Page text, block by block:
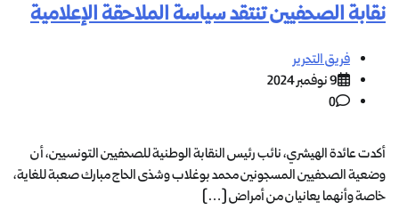
نقابة الصحفيين تنتقد سياسة الملاحقة الإعلامية
فريق التحرير
9 نوفمبر 2024
0
أكدت عائدة الهيشري، نائب رئيس النقابة الوطنية للصحفيين التونسيين، أن
وضعية الصحفيين المسجونين محمد بوغلاب وشذى الحاج مبارك صعبة للغاية،
خاصة وأنهما يعانيان من أمراض […]